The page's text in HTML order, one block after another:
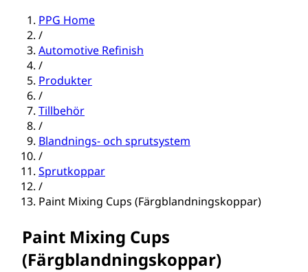
PPG Home
/
Automotive Refinish
/
Produkter
/
Tillbehör
/
Blandnings- och sprutsystem
/
Sprutkoppar
/
Paint Mixing Cups (Färgblandningskoppar)
Paint Mixing Cups
(Färgblandningskoppar)